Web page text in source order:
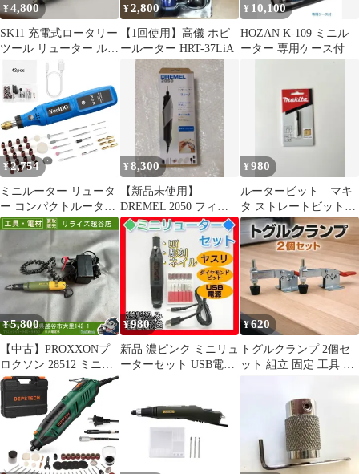
¥4,800
SK11 充電式ロータリー
ツール リューター ルー
ター 美品
¥2,800
【1回使用】高儀 ホビ
ールーター HRT-37LiA
¥ 10,100
HOZAN K-109 ミニル
ーター 専用ケース付
¥2,754
ミニルーター リュータ
ー コンパクトルーター
42PCSセットYooiDO ル
ーター工具16000RPM高
速回転 USB充電式 コー
ドレス 研磨/彫刻/切削/
穴あけ/汚れ落とし/錆落
とし/切断/つや出し/ネ
イルアート DIY軽作業
ミニ工具セット 電動ル
ーター
¥8,300
【新品未使用】
DREMEL 2050 フィー
ノ ペン型ミニルーター
¥980
ルータービット マキ
タ ストレートビット
6mm軸 D-08121
¥5,800
【中古】PROXXONプ
ロクソン 28512 ミニル
ーター MM50/D / 26505
電源トランス 【越谷
店】
¥980
新品 濃ピンク ミニリュ
ーターセット USB電源
¥620
トグルクランプ 2個セ
ット 組立 固定 工具 激